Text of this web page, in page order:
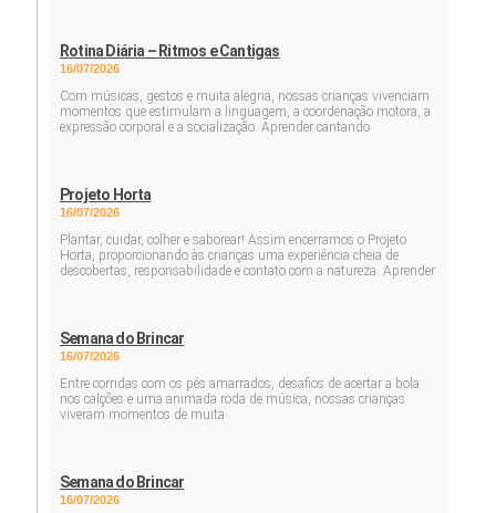
Rotina Diária – Ritmos e Cantigas
16/07/2026
Com músicas, gestos e muita alegria, nossas crianças vivenciam
momentos que estimulam a linguagem, a coordenação motora, a
expressão corporal e a socialização. Aprender cantando
Projeto Horta
16/07/2026
Plantar, cuidar, colher e saborear! Assim encerramos o Projeto
Horta, proporcionando às crianças uma experiência cheia de
descobertas, responsabilidade e contato com a natureza. Aprender
Semana do Brincar
16/07/2026
Entre corridas com os pés amarrados, desafios de acertar a bola
nos calções e uma animada roda de música, nossas crianças
viveram momentos de muita
Semana do Brincar
16/07/2026